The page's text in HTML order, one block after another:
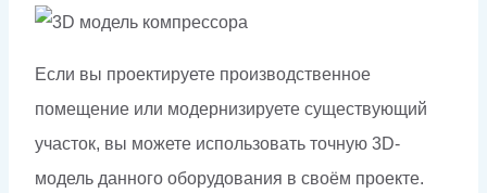
Если вы проектируете производственное
помещение или модернизируете существующий
участок, вы можете использовать точную 3D-
модель данного оборудования в своём проекте.